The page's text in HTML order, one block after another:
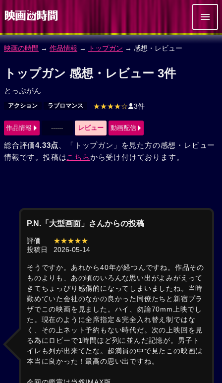
映画の時間 → 作品情報 → トップガン → 感想・レビュー
トップガン 感想・レビュー 3件
とっぷがん
アクション ラブロマンス ★★★★☆ 3件
作品情報 ------ レビュー 動画配信
総合評価4.33点 、「トップガン」を見た方の感想・レビュー
情報です。投稿はこちらから受け付けております。
P.N.「大型画面」さんからの投稿
評価
★★★★★
投稿日
2026-05-14
そうですか。あれから40年が経つんですね。作品その
ものよりも、あの頃のいろんな思い出がよみがえって
きてちょっぴり感傷的になってしまいましたね。当時
勤めていた会社のなかの良かった同僚たちと新宿プラ
ザでこの映画を見ました。ハイ、勿論70mm上映でし
た。現在のように全席指定＆完全入れ替え制ではな
く、その上ネット予約もない時代だ。次の上映回を見
る為にロビーで1時間ほど列に並んだ記憶が。男子ト
イレも列が出来てたな。超満員の中で見たこの映画は
本当に良かった！最高の思い出ですね。